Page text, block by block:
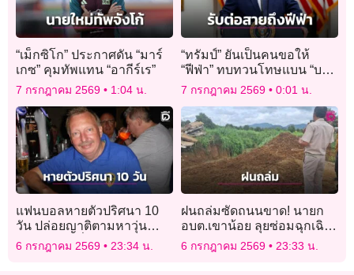
“เม็กซิโก” ประกาศดัน “มาร์
เกซ” คุมทัพแทน “อากีร์เร”
7 กรกฎาคม 2569 1:04 น.
“ทรัมป์” ยันเป็นคนขอให้
“ฟีฟ่า” ทบทวนโทษแบน “บา
โลกุน”
7 กรกฎาคม 2569 0:01 น.
แฟนบอลหายตัวปริศนา 10
วัน ปล่อยญาติตามหาวุ่น
ขณะเจ้าตัวนั่งเชียร์บอลโลก
สบายใจเฉิบ
6 กรกฎาคม 2569 23:34 น.
ฝนถล่มซัดถนนขาด! นายก
อบต.เขาน้อย ลุยซ่อมฉุกเฉิน
ชาวบ้านคาใจถนนส่อไม่ได้
มาตรฐาน
6 กรกฎาคม 2569 23:33 น.